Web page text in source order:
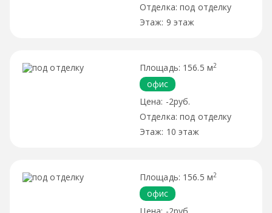
под отделку
9 этаж
156.5 м2
офис
-2руб.
под отделку
10 этаж
156.5 м2
офис